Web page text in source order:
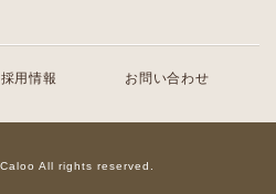
採用情報 お問い合わせ
All rights reserved.